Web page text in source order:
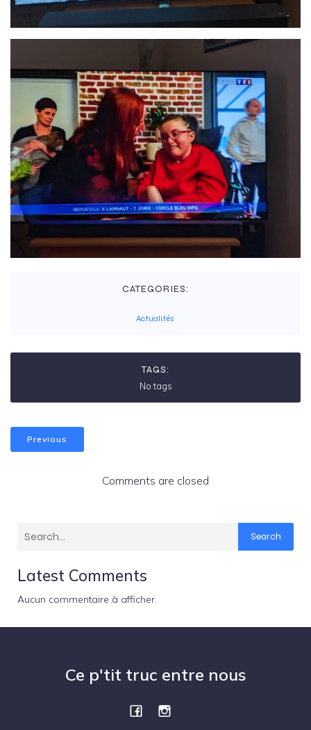
CATEGORIES:
Actualités
TAGS:
No tags
Previous
Comments are closed
Search
Latest Comments
Aucun commentaire à afficher.
Ce p'tit truc entre nous